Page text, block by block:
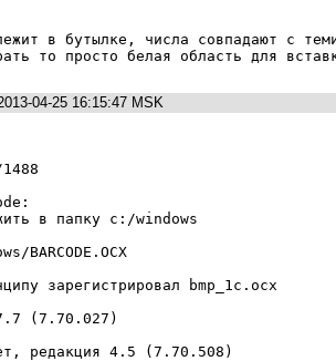
в бутылке, числа совпадают с
то просто белая область для
04-25 16:15:47 MSK
в папку c:/windows
BARCODE.OCX
зарегистрировал bmp_1c.ocx
(7.70.027)
редакция 4.5 (7.70.508)